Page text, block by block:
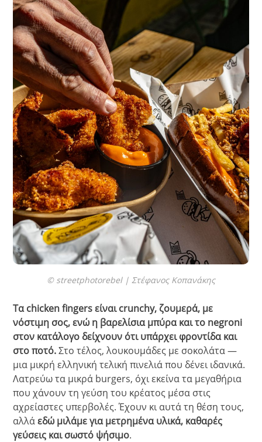
© streetphotorebel | Στέφανος Κοπανάκης
Τα chicken fingers είναι crunchy, ζουμερά, με
νόστιμη σος, ενώ η βαρελίσια μπύρα και το negroni
στον κατάλογο δείχνουν ότι υπάρχει φροντίδα και
στο ποτό.Στο τέλος, λουκουμάδες με σοκολάτα —
μια μικρή ελληνική τελική πινελιά που δένει ιδανικά.
Λατρεύω τα μικρά burgers, όχι εκείνα τα μεγαθήρια
που χάνουν τη γεύση του κρέατος μέσα στις
αχρείαστες υπερβολές. Έχουν κι αυτά τη θέση τους,
αλλάεδώ μιλάμε για μετρημένα υλικά, καθαρές
γεύσεις και σωστό ψήσιμο.